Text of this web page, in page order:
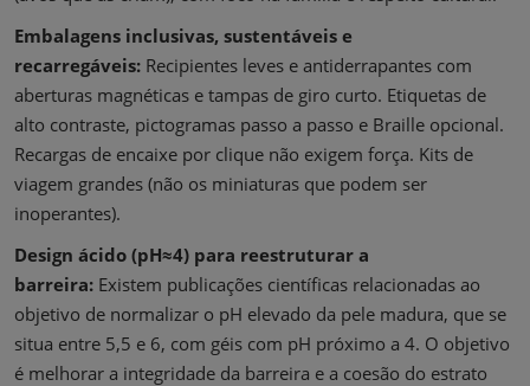
Embalagens inclusivas, sustentáveis ​​e
recarregáveis: Recipientes leves e antiderrapantes com
aberturas magnéticas e tampas de giro curto. Etiquetas de
alto contraste, pictogramas passo a passo e Braille opcional.
Recargas de encaixe por clique não exigem força. Kits de
viagem grandes (não os miniaturas que podem ser
inoperantes).
Design ácido (pH≈4) para reestruturar a
barreira: Existem publicações científicas relacionadas ao
objetivo de normalizar o pH elevado da pele madura, que se
situa entre 5,5 e 6, com géis com pH próximo a 4. O objetivo
é melhorar a integridade da barreira e a coesão do estrato